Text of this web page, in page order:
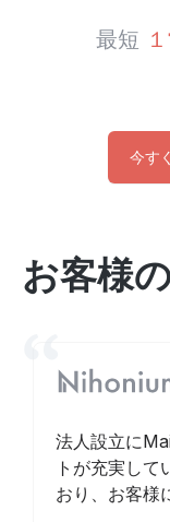
最短
今す
お客様
法人設立に
トが充実し
おり、お客様